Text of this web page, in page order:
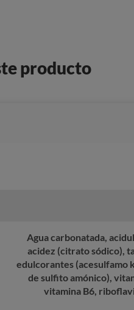
producto
Agua carbonatada,
acidez (citrato sódico),
edulcorantes (acesulfamo
de sulfito amónico),
vitamina B6,